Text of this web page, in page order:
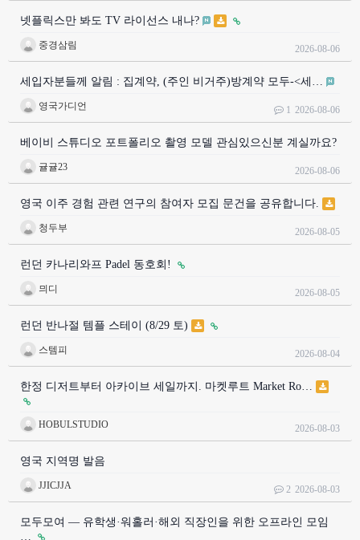
넷플릭스만 봐도 TV 라이선스 내나?
중경삼림 2026-08-06
세입자분들께 알림 : 집계약, (주인 비거주)방계약 모두-<세…
영국가디언 1 2026-08-06
베이비 스튜디오 포트폴리오 촬영 모델 관심있으신분 계실까요?
귤귤23 2026-08-06
영국 이주 경험 관련 연구의 참여자 모집 문건을 공유합니다.
청두부 2026-08-05
런던 카나리와프 Padel 동호회!
믜디 2026-08-05
런던 반나절 템플 스테이 (8/29 토)
스템피 2026-08-04
한정 디저트부터 아카이브 세일까지. 마켓루트 Market Ro…
HOBULSTUDIO 2026-08-03
영국 지역명 발음
JJICJJA 2 2026-08-03
모두모여 — 유학생·워홀러·해외 직장인을 위한 오프라인 모임